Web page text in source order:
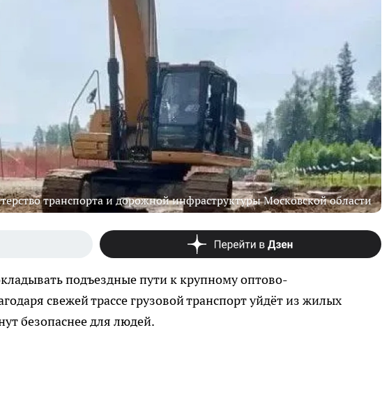
транспорта и дорожной инфраструктуры Московской области
подъездные пути к крупному оптово-
свежей трассе грузовой транспорт уйдёт из жилых
безопаснее для людей.